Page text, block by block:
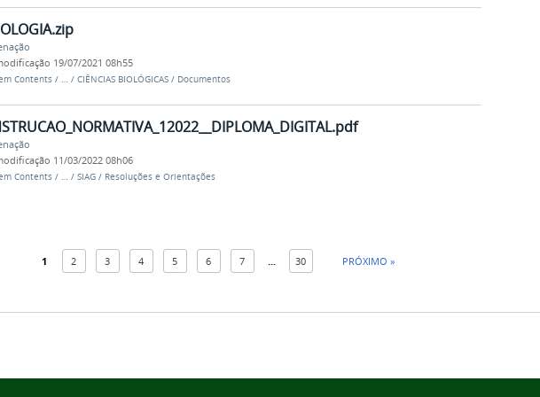
19/07/2021 08h55
Contents / … / CIÊNCIAS BIOLÓGICAS / Documentos
11/03/2022 08h06
Contents / … / SIAG / Resoluções e Orientações
1 2 3 4 5 6 7 30 PRÓXIMO »